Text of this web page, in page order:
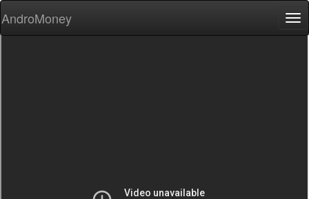
AndroMoney